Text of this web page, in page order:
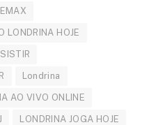
LONDRINA HOJE
Londrina
AO VIVO ONLINE
LONDRINA JOGA HOJE